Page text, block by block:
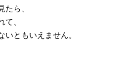
たら、
て、
いともいえません。